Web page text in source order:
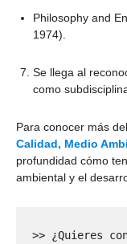
Philosophy and
1974).
Se llega al
como
Para conocer más
Calidad, Medio
profundidad cómo
ambiental y el
>> ¿Quieres